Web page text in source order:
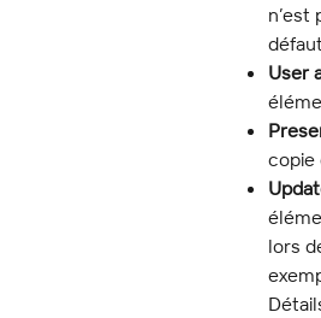
User
copie
lors